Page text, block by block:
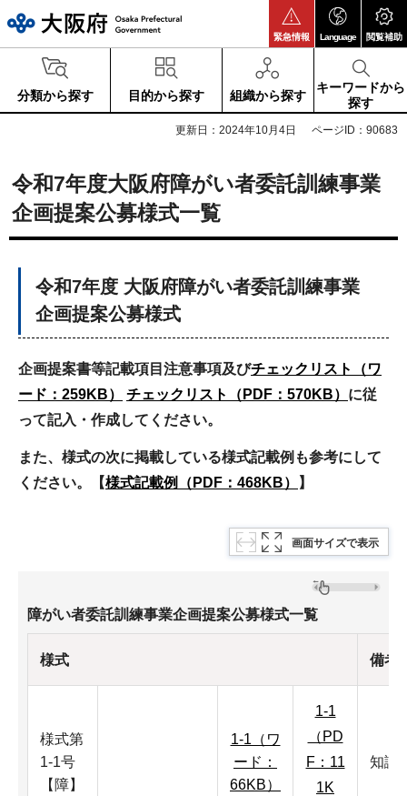
緊急情報 Language 閲覧補助
分類から探す 目的から探す 組織から探す
キーワードから
探す
更新日：2024年10月4日 ページID：90683
令和7年度大阪府障がい者委託訓練事業
企画提案公募様式一覧
令和7年度 大阪府障がい者委託訓練事業
企画提案公募様式
企画提案書等記載項目注意事項及びチェックリスト（ワ
ード：259KB）
チェックリスト（PDF：570KB） に従
って記入・作成してください。
また、様式の次に掲載している様式記載例も参考にして
ください。【様式記載例（PDF：468KB） 】
画面サイズで表示
障がい者委託訓練事業企画提案公募様式一覧
様式 備考
様式第
1-1号
【障】
1-1（ワ
ード：
66KB）
1-1
（PD
F：11
1K
知識